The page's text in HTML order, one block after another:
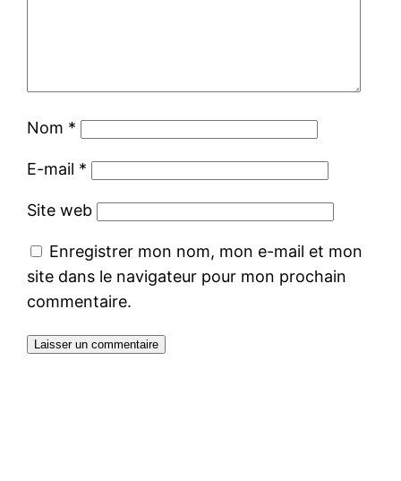
Nom *
E-mail *
Site web
Enregistrer mon nom, mon e-mail et mon
site dans le navigateur pour mon prochain
commentaire.